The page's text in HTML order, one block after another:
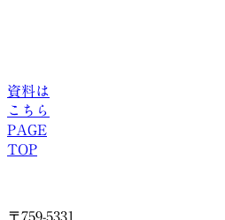
資料は
こちら
PAGE
TOP
〒759-5331